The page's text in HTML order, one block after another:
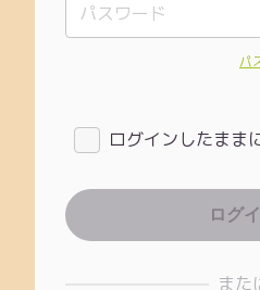
パ
ログインしたまま
また